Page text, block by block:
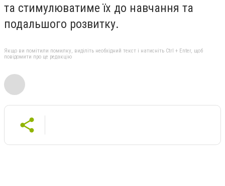
та стимулюватиме їх до навчання та
подальшого розвитку.
Якщо ви помітили помилку, виділіть необхідний текст і натисніть Ctrl + Enter, щоб
повідомити про це редакцію